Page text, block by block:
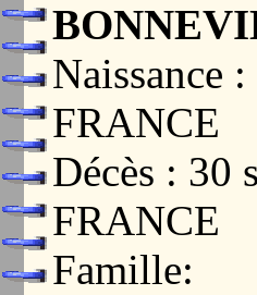
Naissance
FRANCE
Décès : 30
FRANCE
Famille: